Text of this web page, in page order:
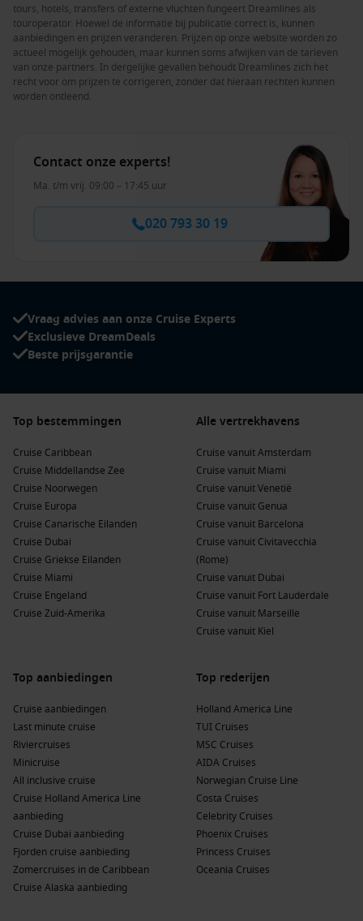
tours, hotels, transfers of externe vluchten fungeert Dreamlines als
touroperator. Hoewel de informatie bij publicatie correct is, kunnen
aanbiedingen en prijzen veranderen. Prijzen op onze website worden zo
actueel mogelijk gehouden, maar kunnen soms afwijken van de tarieven
van onze partners. In dergelijke gevallen behoudt Dreamlines zich het
recht voor om prijzen te corrigeren, zonder dat hieraan rechten kunnen
worden ontleend.
Contact onze experts!
Ma. t/m vrij. 09:00 – 17:45 uur
020 793 30 19
Vraag advies aan onze Cruise Experts
Exclusieve DreamDeals
Beste prijsgarantie
Top bestemmingen
Cruise Caribbean
Cruise Middellandse Zee
Cruise Noorwegen
Cruise Europa
Cruise Canarische Eilanden
Cruise Dubai
Cruise Griekse Eilanden
Cruise Miami
Cruise Engeland
Cruise Zuid-Amerika
Alle vertrekhavens
Cruise vanuit Amsterdam
Cruise vanuit Miami
Cruise vanuit Venetië
Cruise vanuit Genua
Cruise vanuit Barcelona
Cruise vanuit Civitavecchia
(Rome)
Cruise vanuit Dubai
Cruise vanuit Fort Lauderdale
Cruise vanuit Marseille
Cruise vanuit Kiel
Top aanbiedingen
Cruise aanbiedingen
Last minute cruise
Riviercruises
Minicruise
All inclusive cruise
Cruise Holland America Line
aanbieding
Cruise Dubai aanbieding
Fjorden cruise aanbieding
Zomercruises in de Caribbean
Cruise Alaska aanbieding
Top rederijen
Holland America Line
TUI Cruises
MSC Cruises
AIDA Cruises
Norwegian Cruise Line
Costa Cruises
Celebrity Cruises
Phoenix Cruises
Princess Cruises
Oceania Cruises